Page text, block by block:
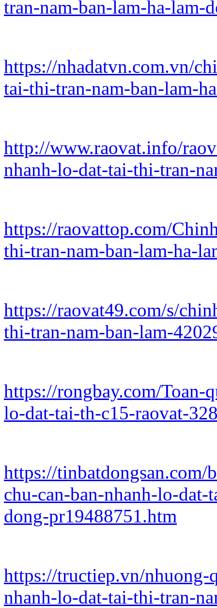
tran-nam-ban-lam-ha-lam-
https://nhadatvn.com.vn/
tai-thi-tran-nam-ban-lam-
http://www.raovat.info/
nhanh-lo-dat-tai-thi-tran-
https://raovattop.com/
thi-tran-nam-ban-lam-ha-
https://raovat49.com/s/
thi-tran-nam-ban-lam-
https://rongbay.com/Toan-
lo-dat-tai-th-c15-raovat-
https://tinbatdongsan.com/
chu-can-ban-nhanh-lo-
dong-pr19488751.htm
https://tructiep.vn/nhuong-
nhanh-lo-dat-tai-thi-tran-